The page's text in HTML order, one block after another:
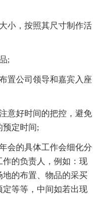
小，按照其尺寸制作活
;
置公司领导和嘉宾入座
意好时间的把控，避免
预定时间;
会的具体工作会细化分
的负责人，例如：现
的布置、物品的采买
等等，中间如若出现